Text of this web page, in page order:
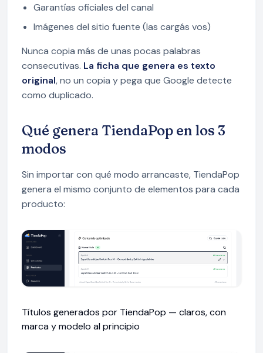
Garantías oficiales del canal
Imágenes del sitio fuente (las cargás vos)
Nunca copia más de unas pocas palabras
consecutivas. La ficha que genera es texto
original, no un copia y pega que Google detecte
como duplicado.
Qué genera TiendaPop en los 3
modos
Sin importar con qué modo arrancaste, TiendaPop
genera el mismo conjunto de elementos para cada
producto:
Títulos generados por TiendaPop — claros, con
marca y modelo al principio